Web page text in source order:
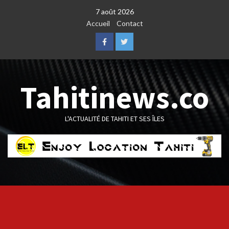
7 août 2026
Accueil
Contact
FacebookTwitter
Tahitinews.co
L'ACTUALITÉ DE TAHITI ET SES ÎLES